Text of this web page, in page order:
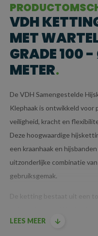
VDH
MET
GRADE 100
METER
De VDH Samengestelde
Klephaak is ontwikkeld voor
veiligheid, kracht en
Deze hoogwaardige
een kraanhaak en
uitzonderlijke combinatie
gebruiksgemak.
De ketting bestaat uit een
lagerconstructie maakt het
LEES MEER